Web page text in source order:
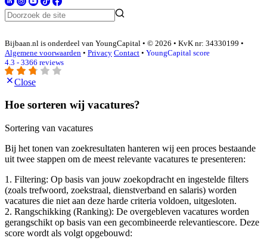
Bijbaan.nl is onderdeel van YoungCapital • © 2026 • KvK nr: 34330199 •
Algemene voorwaarden • Privacy Contact • YoungCapital score
4.3 - 3366 reviews
Close
Hoe sorteren wij vacatures?
Sortering van vacatures
Bij het tonen van zoekresultaten hanteren wij een proces bestaande
uit twee stappen om de meest relevante vacatures te presenteren:
1. Filtering: Op basis van jouw zoekopdracht en ingestelde filters
(zoals trefwoord, zoekstraal, dienstverband en salaris) worden
vacatures die niet aan deze harde criteria voldoen, uitgesloten.
2. Rangschikking (Ranking): De overgebleven vacatures worden
gerangschikt op basis van een gecombineerde relevantiescore. Deze
score wordt als volgt opgebouwd: